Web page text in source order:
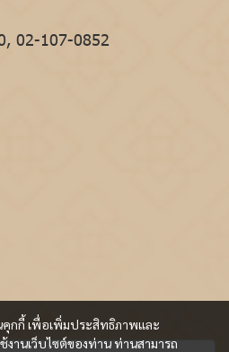
คุกกี้ เพื่อเพิ่มประสิทธิภาพและ
านเว็บไซต์ของท่าน ท่านสามารถ
02-107-0852